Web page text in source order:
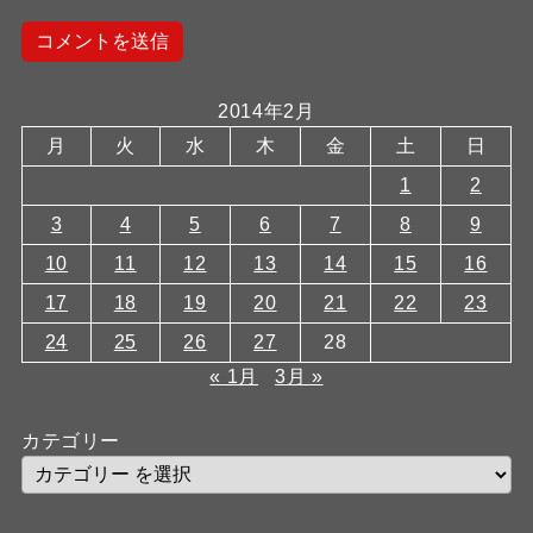
2014年2月
月
火 水 木 金 土
日
1
2
3
4 5 6 7 8
9
10
11 12 13 14 15
16
17
18 19 20 21 22
23
24
25 26 27
28
« 1月
3月 »
カテゴリー